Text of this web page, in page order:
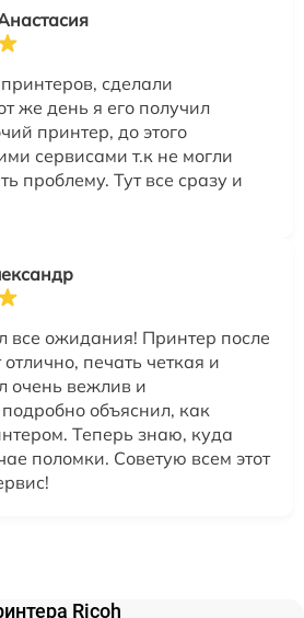
сделали
же день я его получил
принтер, до этого
сервисами т.к не могли
проблему. Тут все сразу и
все ожидания! Принтер после
печать четкая и
очень вежлив и
объяснил, как
Теперь знаю, куда
поломки. Советую всем этот
Ricoh